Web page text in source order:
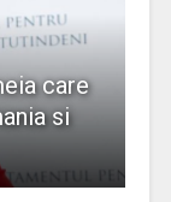
care
si